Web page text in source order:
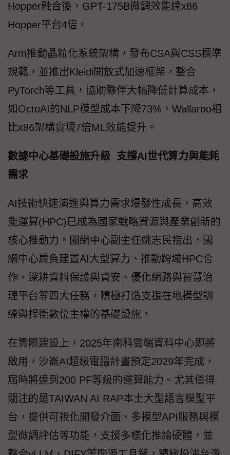
Hopper融合後，GPT-175B微調效能達x86
Hopper平台4倍。
Arm推動晶粒化系統架構，發布CSA與CSS標準
規範，並推出Kleidi開放式加速框架，整合
PyTorch等工具，協助夥伴大幅降低計算成本，
如OctoAI的NLP模型成本下降73%，Wallaroo相
比x86架構實現7倍ML效能提升。
數據中心基礎設施升級 支撐AI世代算力與能耗
需求
AI技術快速演進與算力需求爆發性成長，高效
能運算(HPC)已成為國家戰略資源與產業創新的
核心推動力。國網中心副主任姚志民指出，國
網中心肩負建置AI大型算力、推動跨域HPC合
作、深耕資料保護與資安、優化網路與智慧治
理平台等四大任務，積極打造支援在地模型訓
練與捍衛數位主權的基礎設施。
在實際建設上，2025年南科雲端資料中心即將
啟用，沙崙AI超級電腦計畫預定2029年完成，
屆時將達到200 PF等級的運算能力。尤其值得
關注的是TAIWAN AI RAP本土大型語言模型平
台，提供可視化開發介面、多模型API服務與模
型微調評估等功能，支援多樣化推論硬體，並